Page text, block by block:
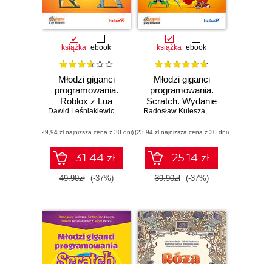
książka ebook
Młodzi giganci
programowania.
Roblox z Lua
Dawid Leśniakiewicz
, Piotr Pełka,Sebastian Langa
(29,94 zł najniższa cena z 30 dni)
31.44 zł
49.90zł (-37%)
książka ebook
Młodzi giganci
programowania.
Scratch. Wydanie
II
Radosław Kulesza, Sebastian Langa
(23,94 zł najniższa cena z 30 dni)
25.14 zł
39.90zł (-37%)